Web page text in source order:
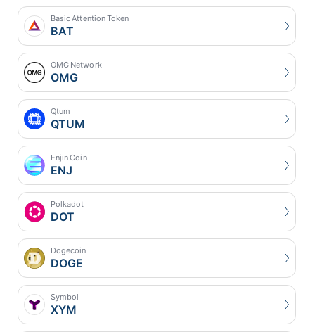
Basic Attention Token
BAT
OMG Network
OMG
Qtum
QTUM
Enjin Coin
ENJ
Polkadot
DOT
Dogecoin
DOGE
Symbol
XYM